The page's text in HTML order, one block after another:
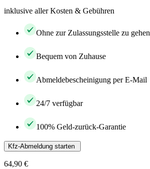
inklusive aller Kosten & Gebühren
Ohne zur Zulassungsstelle zu gehen
Bequem von Zuhause
Abmeldebescheinigung per E-Mail
24/7 verfügbar
100% Geld-zurück-Garantie
Kfz-Abmeldung starten
64,90 €